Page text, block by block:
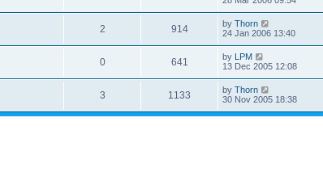
2 914 by Thorn
24 Jan 2006 13:40
0 641 by LPM
13 Dec 2005 12:08
3 1133 by Thorn
30 Nov 2005 18:38